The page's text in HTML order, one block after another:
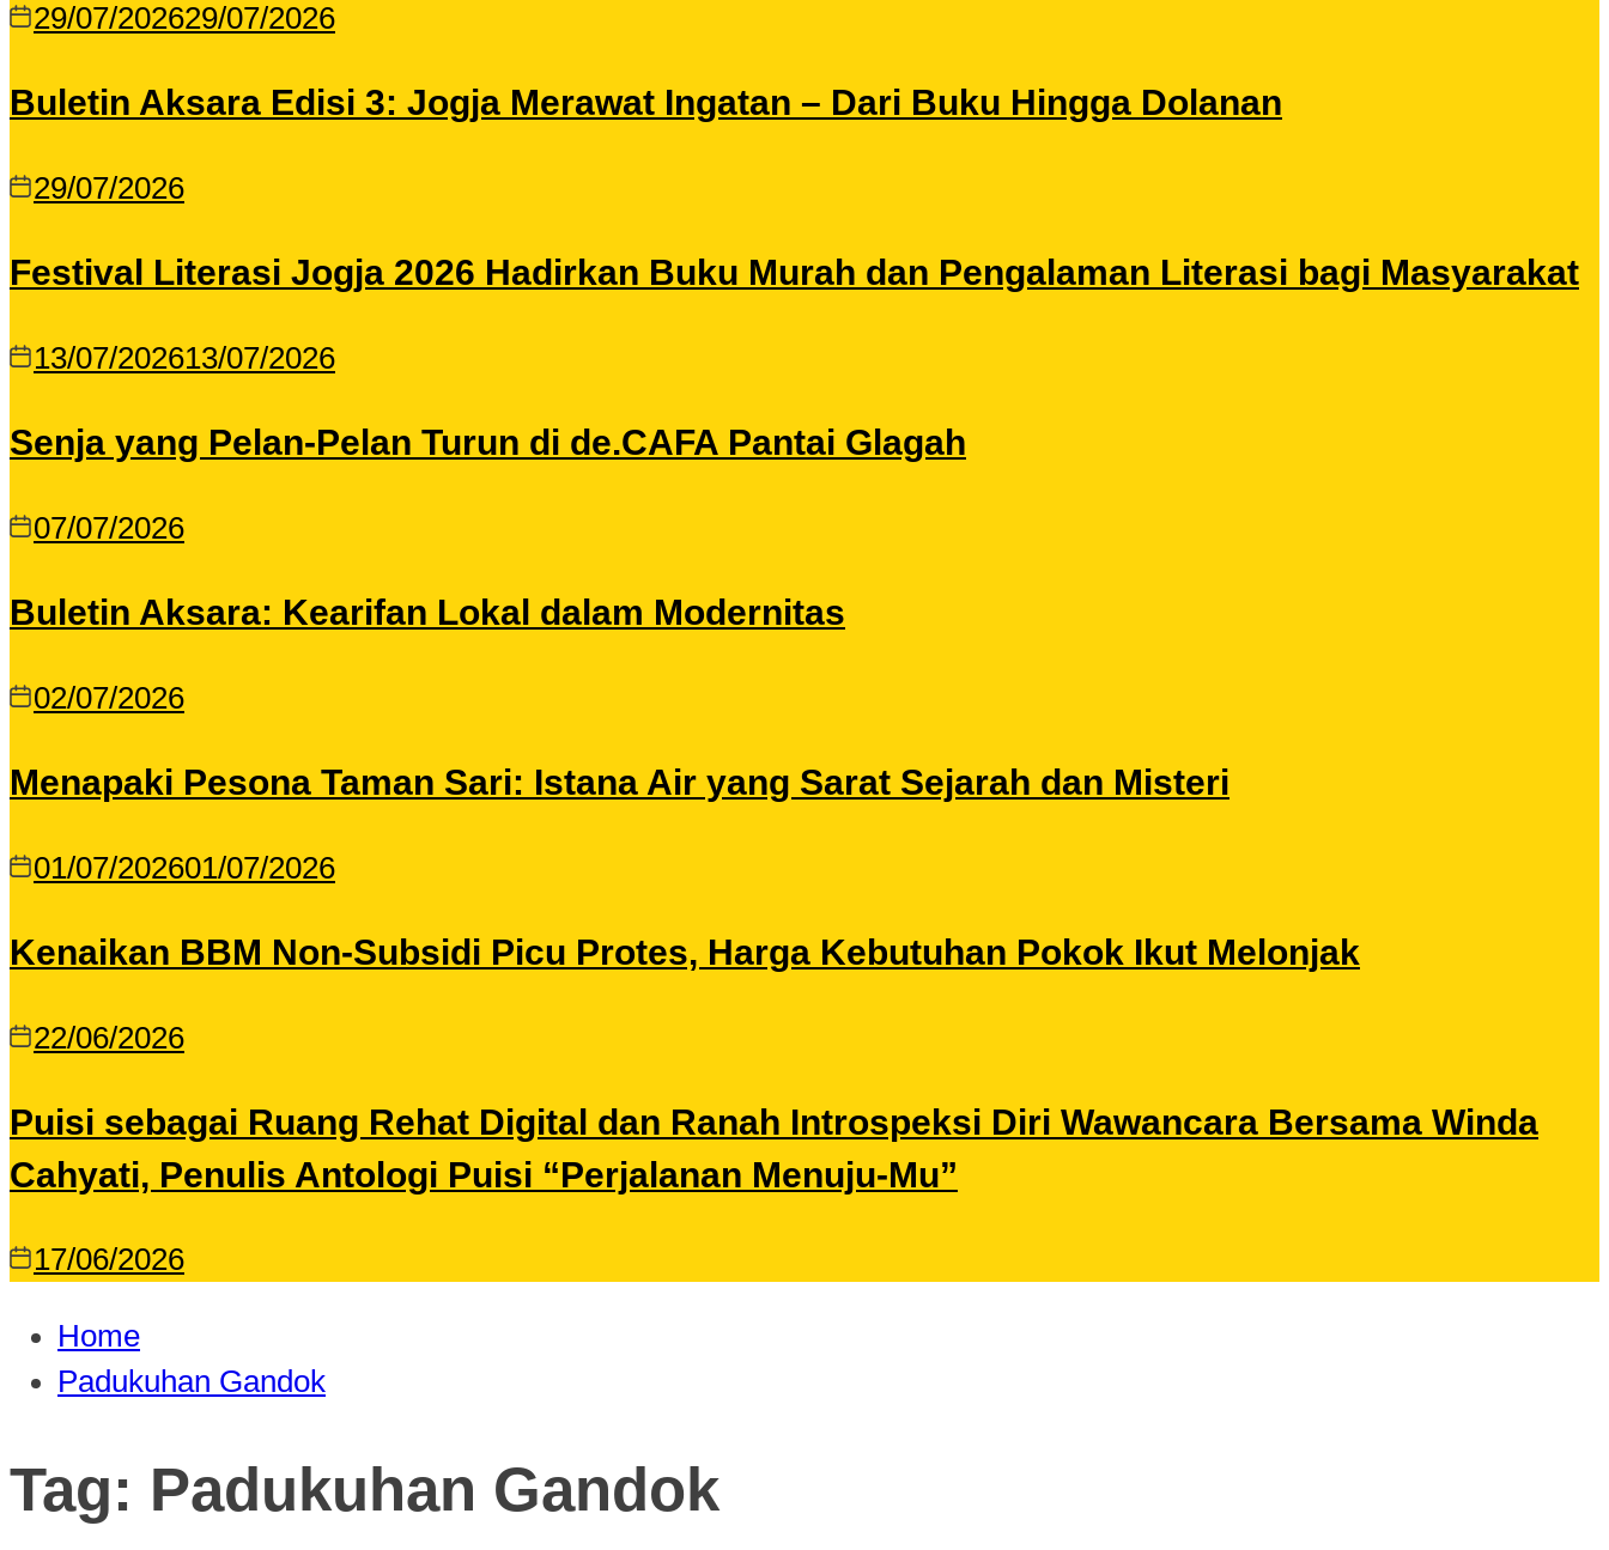
29/07/202629/07/2026
Buletin Aksara Edisi 3: Jogja Merawat Ingatan – Dari Buku Hingga Dolanan
29/07/2026
Festival Literasi Jogja 2026 Hadirkan Buku Murah dan Pengalaman Literasi bagi Masyarakat
13/07/202613/07/2026
Senja yang Pelan-Pelan Turun di de.CAFA Pantai Glagah
07/07/2026
Buletin Aksara: Kearifan Lokal dalam Modernitas
02/07/2026
Menapaki Pesona Taman Sari: Istana Air yang Sarat Sejarah dan Misteri
01/07/202601/07/2026
Kenaikan BBM Non-Subsidi Picu Protes, Harga Kebutuhan Pokok Ikut Melonjak
22/06/2026
Puisi sebagai Ruang Rehat Digital dan Ranah Introspeksi Diri Wawancara Bersama Winda
Cahyati, Penulis Antologi Puisi “Perjalanan Menuju-Mu”
17/06/2026
Home
Padukuhan Gandok
Tag: Padukuhan Gandok